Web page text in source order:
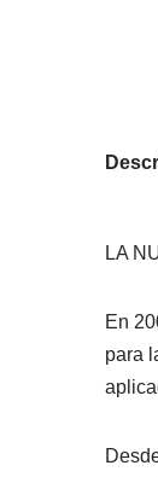
LA
En
para